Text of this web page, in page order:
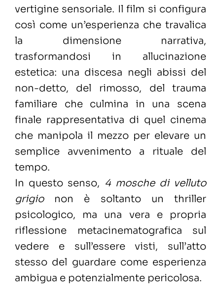
vertigine sensoriale. Il film si configura
così come un’esperienza che travalica
la dimensione narrativa,
trasformandosi in allucinazione
estetica: una discesa negli abissi del
non-detto, del rimosso, del trauma
familiare che culmina in una scena
finale rappresentativa di quel cinema
che manipola il mezzo per elevare un
semplice avvenimento a rituale del
tempo.
In questo senso, 4 mosche di velluto
grigionon è soltanto un thriller
psicologico, ma una vera e propria
riflessione metacinematografica sul
vedere e sull’essere visti, sull’atto
stesso del guardare come esperienza
ambigua e potenzialmente pericolosa.